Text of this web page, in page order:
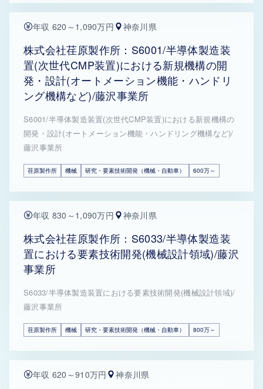
年収 620～1,090万円 神奈川県
株式会社荏原製作所：S6001/半導体製造装
置(次世代CMP装置)における新規機構の開
発・設計(オートメーション機能・ハンドリ
ング機構など)/藤沢事業所
S6001/半導体製造装置(次世代CMP装置)における新規機構の
開発・設計(オートメーション機能・ハンドリング機構など)/
藤沢事業所
荏原製作所 機械 研究・要素技術開発（機械・自動車） 600万～
年収 830～1,090万円 神奈川県
株式会社荏原製作所：S6033/半導体製造装
置における要素技術開発(機械設計領域)/藤沢
事業所
S6033/半導体製造装置における要素技術開発(機械設計領域)/
藤沢事業所
荏原製作所 機械 研究・要素技術開発（機械・自動車） 800万～
年収 620～910万円 神奈川県